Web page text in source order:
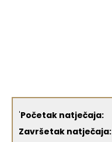
'Početak natječaja:
Završetak natječaja: